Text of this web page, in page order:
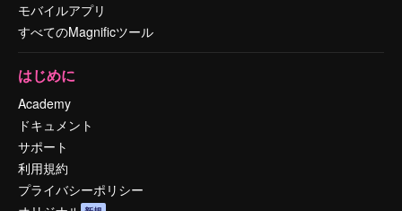
モバイルアプリ
すべてのMagnificツール
はじめに
Academy
ドキュメント
サポート
利用規約
プライバシーポリシー